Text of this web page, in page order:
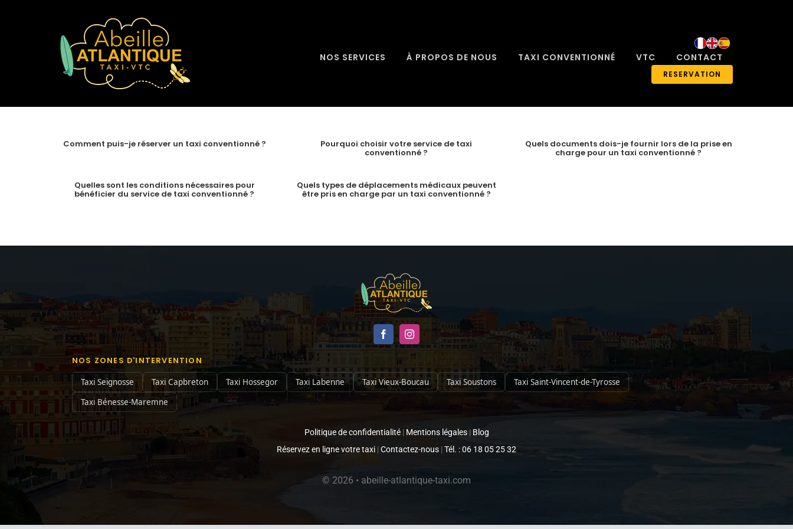
NOS SERVICES À PROPOS DE NOUS TAXI CONVENTIONNÉ VTC CONTACT
RESERVATION
Comment puis-je réserver un taxi conventionné ? Pourquoi choisir votre service de taxi
conventionné ?
Quels documents dois-je fournir lors de la prise en
charge pour un taxi conventionné ?
Quelles sont les conditions nécessaires pour
bénéficier du service de taxi conventionné ?
Quels types de déplacements médicaux peuvent
être pris en charge par un taxi conventionné ?
NOS ZONES D'INTERVENTION
Taxi Seignosse Taxi Capbreton Taxi Hossegor Taxi Labenne Taxi Vieux-Boucau Taxi Soustons
Taxi Saint-Vincent-de-Tyrosse
Taxi Bénesse-Maremne
Politique de confidentialité| Mentions légales| Blog
Réservez en ligne votre taxi | Contactez-nous | Tél. : 06 18 05 25 32
© 2026 • abeille-atlantique-taxi.com